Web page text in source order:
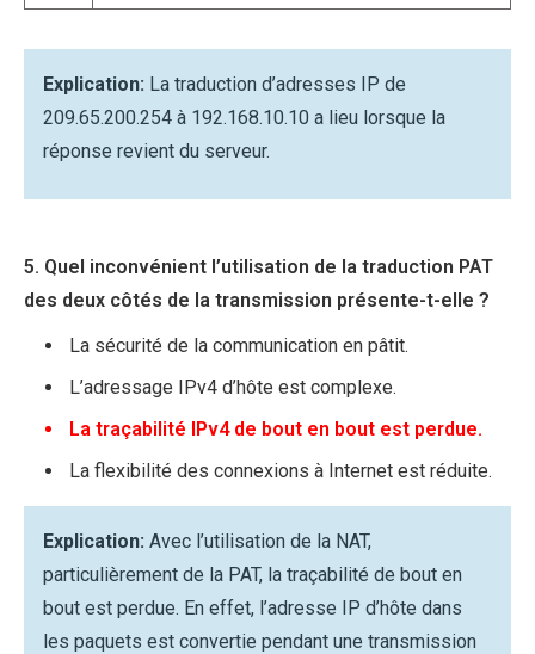
Explication: La traduction d’adresses IP de
209.65.200.254 à 192.168.10.10 a lieu lorsque la
réponse revient du serveur.
5. Quel inconvénient l’utilisation de la traduction PAT
des deux côtés de la transmission présente-t-elle ?
La sécurité de la communication en pâtit.
L’adressage IPv4 d’hôte est complexe.
La traçabilité IPv4 de bout en bout est perdue.
La flexibilité des connexions à Internet est réduite.
Explication: Avec l’utilisation de la NAT,
particulièrement de la PAT, la traçabilité de bout en
bout est perdue. En effet, l’adresse IP d’hôte dans
les paquets est convertie pendant une transmission